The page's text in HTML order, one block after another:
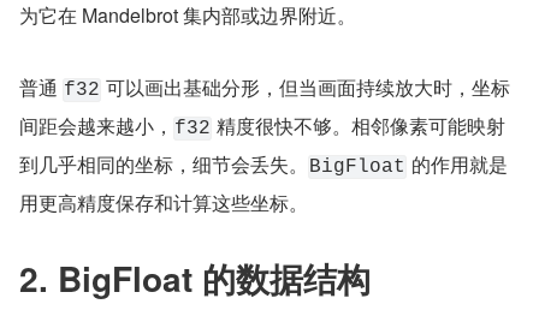
为它在 Mandelbrot 集内部或边界附近。
普通 f32 可以画出基础分形，但当画面持续放大时，坐标
间距会越来越小， f32 精度很快不够。相邻像素可能映射
到几乎相同的坐标，细节会丢失。
BigFloat 的作用就是
用更高精度保存和计算这些坐标。
2. BigFloat 的数据结构